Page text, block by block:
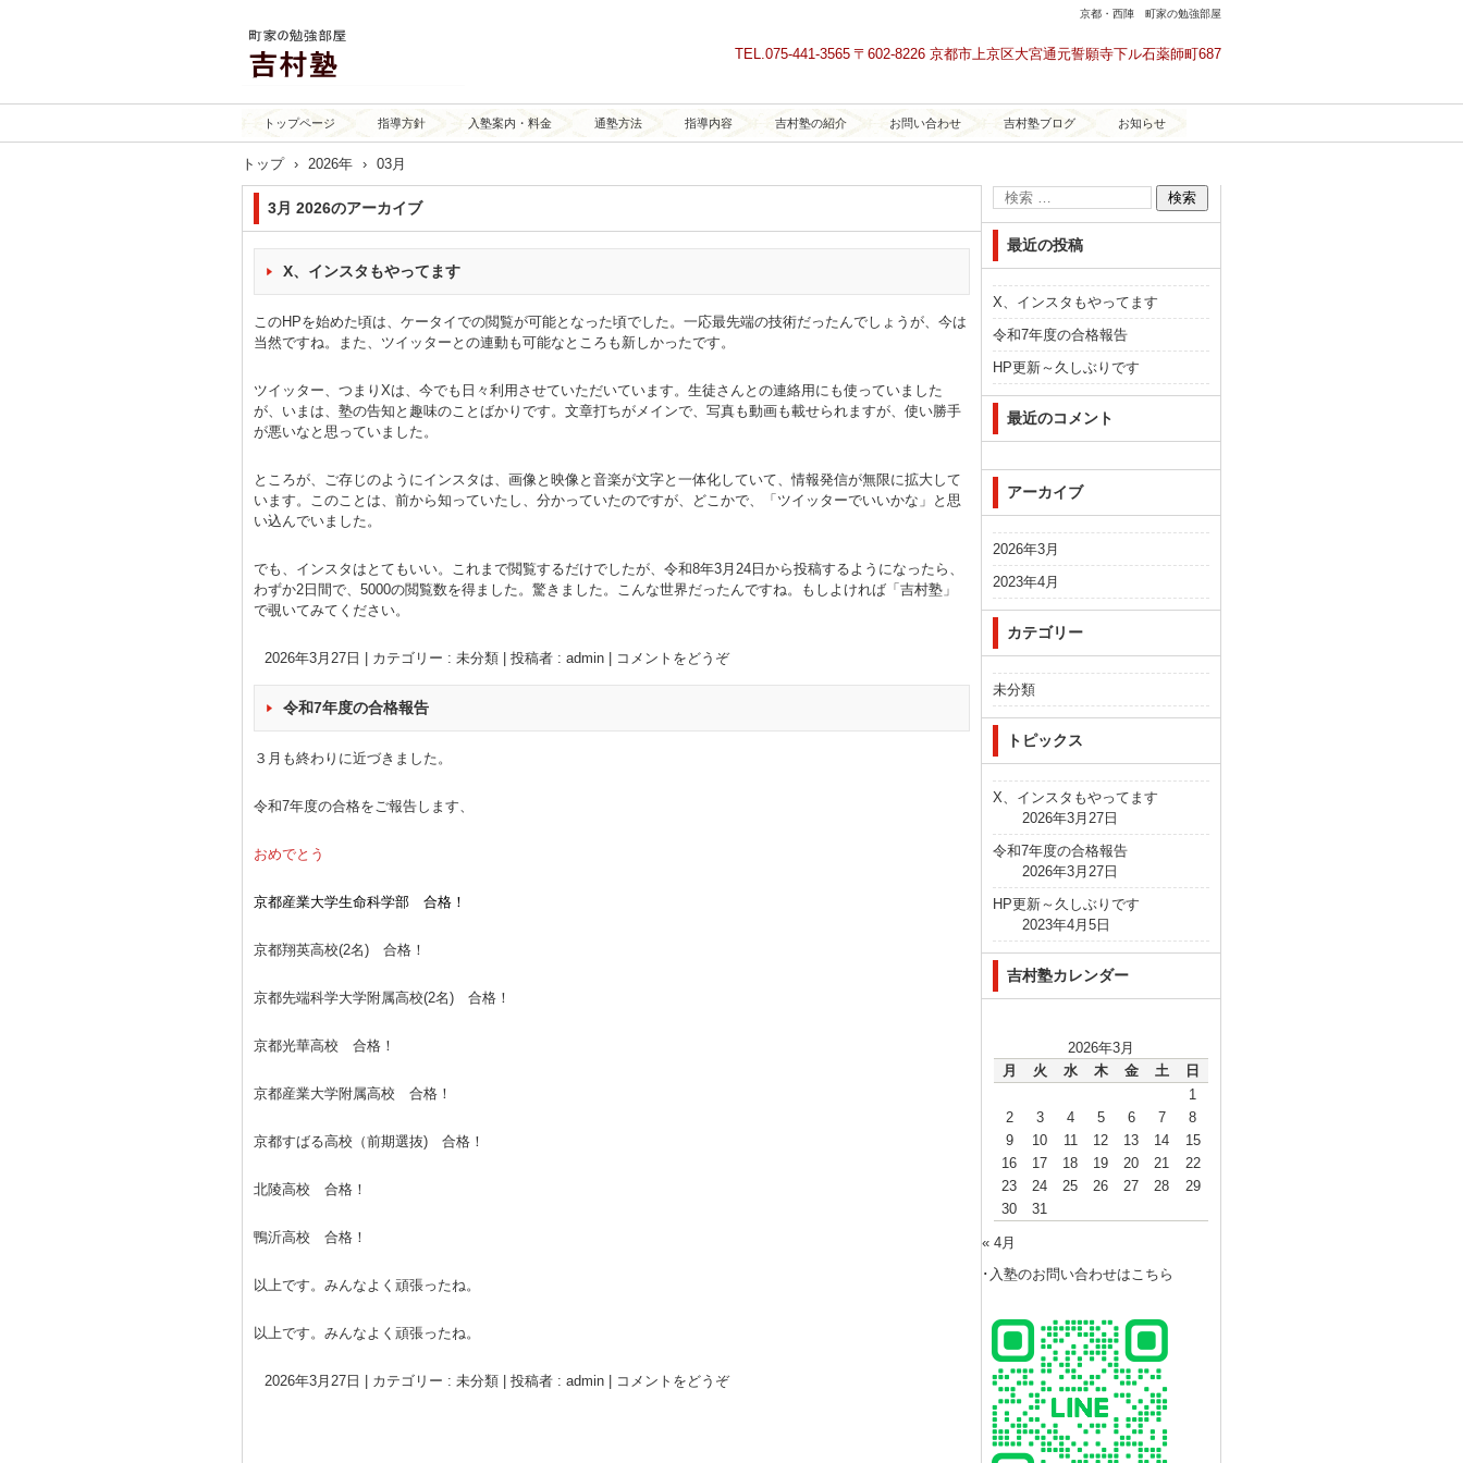
京都の塾 上京区の塾
吉村塾です
京都・西陣 町家の勉強部屋
TEL.075-441-3565 〒602-8226 京都市上京区大宮通元誓願寺下ル石薬師町687
トップページ 指導方針 入塾案内・料金 通塾方法 指導内容 吉村塾の紹介 お問い合わせ 吉村塾ブログ お知らせ
トップ › 2026年 › 03月
3月 2026のアーカイブ
X、インスタもやってます
このHPを始めた頃は、ケータイでの閲覧が可能となった頃でした。一応最先端の技術だったんでしょうが、今は
当然ですね。また、ツイッターとの連動も可能なところも新しかったです。
ツイッター、つまりXは、今でも日々利用させていただいています。生徒さんとの連絡用にも使っていました
が、いまは、塾の告知と趣味のことばかりです。文章打ちがメインで、写真も動画も載せられますが、使い勝手
が悪いなと思っていました。
ところが、ご存じのようにインスタは、画像と映像と音楽が文字と一体化していて、情報発信が無限に拡大して
います。このことは、前から知っていたし、分かっていたのですが、どこかで、「ツイッターでいいかな」と思
い込んでいました。
でも、インスタはとてもいい。これまで閲覧するだけでしたが、令和8年3月24日から投稿するようになったら、
わずか2日間で、5000の閲覧数を得ました。驚きました。こんな世界だったんですね。もしよければ「吉村塾」
で覗いてみてください。
2026年3月27日 カテゴリー : 未分類 投稿者 : admin コメントをどうぞ
令和7年度の合格報告
３月も終わりに近づきました。
令和7年度の合格をご報告します、
おめでとう
京都産業大学生命科学部 合格！
京都翔英高校(2名) 合格！
京都先端科学大学附属高校(2名) 合格！
京都光華高校 合格！
京都産業大学附属高校 合格！
京都すばる高校（前期選抜) 合格！
北陵高校 合格！
鴨沂高校 合格！
以上です。みんなよく頑張ったね。
以上です。みんなよく頑張ったね。
2026年3月27日 カテゴリー : 未分類 投稿者 : admin コメントをどうぞ
最近の投稿
X、インスタもやってます
令和7年度の合格報告
HP更新～久しぶりです
最近のコメント
アーカイブ
2026年3月
2023年4月
カテゴリー
未分類
トピックス
X、インスタもやってます
2026年3月27日
令和7年度の合格報告
2026年3月27日
HP更新～久しぶりです
2023年4月5日
吉村塾カレンダー
2026年3月
月
火 水 木 金 土
日
1
2
3 4 5 6 7
8
9
10 11 12 13 14
15
16
17 18 19 20 21
22
23
24 25 26 27 28
29
30
31
« 4月
･入塾のお問い合わせはこちら